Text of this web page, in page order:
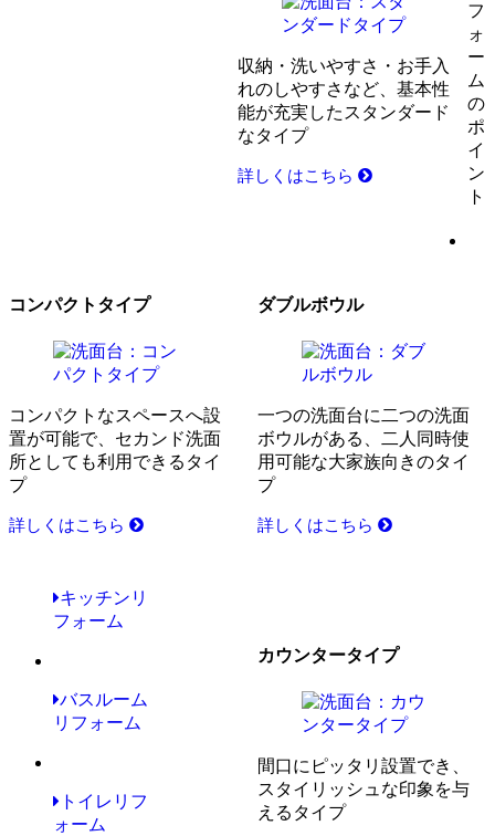
収納・洗いやすさ・お手入
れのしやすさなど、基本性
能が充実したスタンダード
なタイプ
詳しくはこちら
ダブルボウル
一つの洗面台に二つの洗面
ボウルがある、二人同時使
用可能な大家族向きのタイ
プ
詳しくはこちら
コンパクトタイプ
コンパクトなスペースへ設
置が可能で、セカンド洗面
所としても利用できるタイ
プ
詳しくはこちら
カウンタータイプ
間口にピッタリ設置でき、
スタイリッシュな印象を与
えるタイプ
フ
ォ
ー
ム
の
ポ
イ
ン
ト
キッチンリ
フォーム
バスルーム
リフォーム
トイレリフ
ォーム